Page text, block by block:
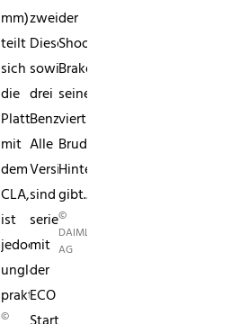
mm)
teilt
sich
die
Plattform
mit
dem
CLA,
ist
jedoch
ungleich
praktischer.
©
zwei
Diesel
sowie
drei
Benziner.
Alle
Versionen
sind
serienmäßig
mit
der
ECO
der
Shooting
Brake
seinem
viertürigen
Bruder.
Hinten
gibt...
©
DAIMLER
AG